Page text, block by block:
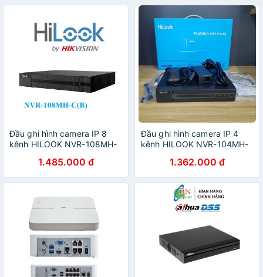
Đầu ghi hình camera IP 8
kênh HILOOK NVR-108MH-
1.485.000 đ
Đầu ghi hình camera IP 4
kênh HILOOK NVR-104MH-
1.362.000 đ